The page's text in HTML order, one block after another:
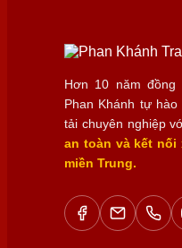
Hơn 10 năm đồng
Phan Khánh tự
tải chuyên nghiệp
an toàn và kết nối
miền Trung.